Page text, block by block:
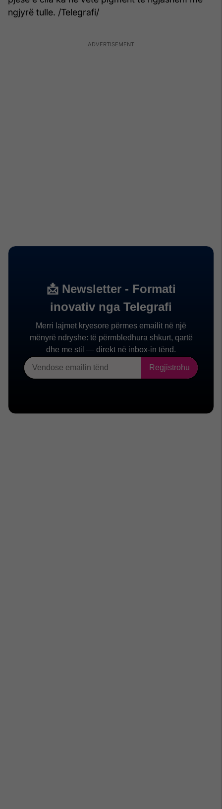
ngjyrë tulle. /Telegrafi/